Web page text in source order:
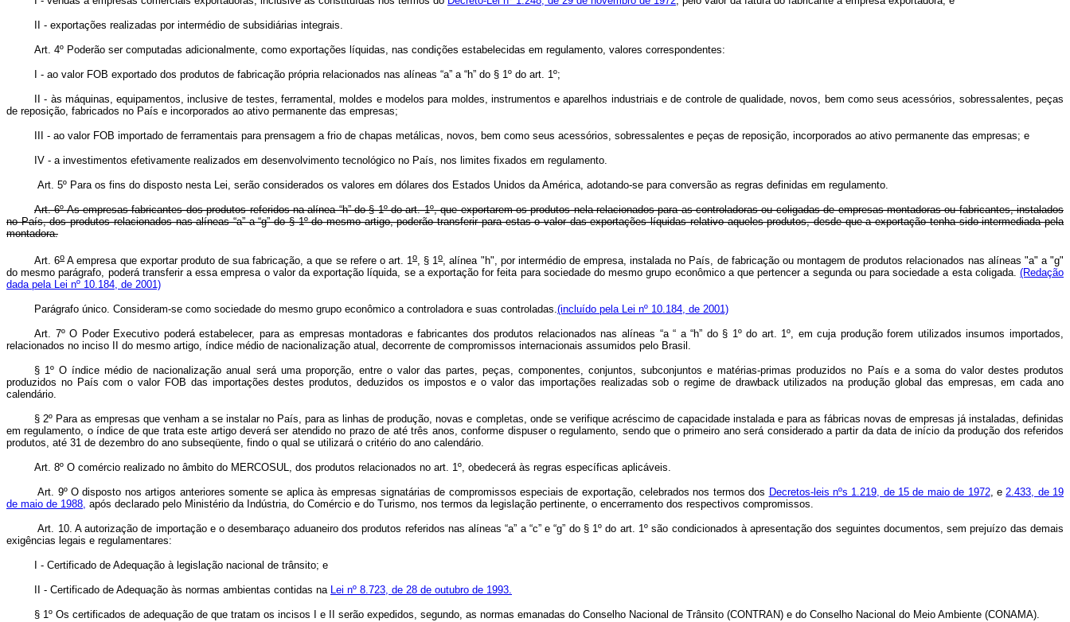
II - exportações realizadas por intermédio de subsidiárias integrais.
Art. 4º Poderão ser computadas adicionalmente, como exportações líquidas, nas condições estabelecidas em regulamento, valores correspondentes:
I - ao valor FOB exportado dos produtos de fabricação própria relacionados nas alíneas “a” a “h” do § 1º do art. 1º;
II - às máquinas, equipamentos, inclusive de testes, ferramental, moldes e modelos para moldes, instrumentos e aparelhos industriais e de controle de qualidade, novos, bem como seus acessórios, sobressalentes, peças
de reposição, fabricados no País e incorporados ao ativo permanente das empresas;
III - ao valor FOB importado de ferramentais para prensagem a frio de chapas metálicas, novos, bem como seus acessórios, sobressalentes e peças de reposição, incorporados ao ativo permanente das empresas; e
IV - a investimentos efetivamente realizados em desenvolvimento tecnológico no País, nos limites fixados em regulamento.
Art. 5º Para os fins do disposto nesta Lei, serão considerados os valores em dólares dos Estados Unidos da América, adotando-se para conversão as regras definidas em regulamento.
Art. 6º As empresas fabricantes dos produtos referidos na alínea “h” do § 1º do art. 1º, que exportarem os produtos nela relacionados para as controladoras ou coligadas de empresas montadoras ou fabricantes, instalados
no País, dos produtos relacionados nas alíneas “a” a “g” do § 1º do mesmo artigo, poderão transferir para estas o valor das exportações líquidas relativo aqueles produtos, desde que a exportação tenha sido intermediada pela
montadora.
Art. 6oA empresa que exportar produto de sua fabricação, a que se refere o art. 1o, § 1o, alínea "h", por intermédio de empresa, instalada no País, de fabricação ou montagem de produtos relacionados nas alíneas "a" a "g"
do mesmo parágrafo, poderá transferir a essa empresa o valor da exportação líquida, se a exportação for feita para sociedade do mesmo grupo econômico a que pertencer a segunda ou para sociedade a esta coligada. (Redação
dada pela Lei nº 10.184, de 2001)
Parágrafo único. Consideram-se como sociedade do mesmo grupo econômico a controladora e suas controladas.(incluído pela Lei nº 10.184, de 2001)
Art. 7º O Poder Executivo poderá estabelecer, para as empresas montadoras e fabricantes dos produtos relacionados nas alíneas “a “ a “h” do § 1º do art. 1º, em cuja produção forem utilizados insumos importados,
relacionados no inciso II do mesmo artigo, índice médio de nacionalização atual, decorrente de compromissos internacionais assumidos pelo Brasil.
§ 1º O índice médio de nacionalização anual será uma proporção, entre o valor das partes, peças, componentes, conjuntos, subconjuntos e matérias-primas produzidos no País e a soma do valor destes produtos
produzidos no País com o valor FOB das importações destes produtos, deduzidos os impostos e o valor das importações realizadas sob o regime de drawback utilizados na produção global das empresas, em cada ano
calendário.
§ 2º Para as empresas que venham a se instalar no País, para as linhas de produção, novas e completas, onde se verifique acréscimo de capacidade instalada e para as fábricas novas de empresas já instaladas, definidas
em regulamento, o índice de que trata este artigo deverá ser atendido no prazo de até três anos, conforme dispuser o regulamento, sendo que o primeiro ano será considerado a partir da data de início da produção dos referidos
produtos, até 31 de dezembro do ano subseqüente, findo o qual se utilizará o critério do ano calendário.
Art. 8º O comércio realizado no âmbito do MERCOSUL, dos produtos relacionados no art. 1º, obedecerá às regras específicas aplicáveis.
Art. 9º O disposto nos artigos anteriores somente se aplica às empresas signatárias de compromissos especiais de exportação, celebrados nos termos dos Decretos-leis nºs 1.219, de 15 de maio de 1972, e2.433, de 19
de maio de 1988, após declarado pelo Ministério da Indústria, do Comércio e do Turismo, nos termos da legislação pertinente, o encerramento dos respectivos compromissos.
Art. 10. A autorização de importação e o desembaraço aduaneiro dos produtos referidos nas alíneas “a” a “c” e “g” do § 1º do art. 1º são condicionados à apresentação dos seguintes documentos, sem prejuízo das demais
exigências legais e regulamentares:
I - Certificado de Adequação à legislação nacional de trânsito; e
II - Certificado de Adequação às normas ambientas contidas na Lei nº 8.723, de 28 de outubro de 1993.
§ 1º Os certificados de adequação de que tratam os incisos I e II serão expedidos, segundo, as normas emanadas do Conselho Nacional de Trânsito (CONTRAN) e do Conselho Nacional do Meio Ambiente (CONAMA).